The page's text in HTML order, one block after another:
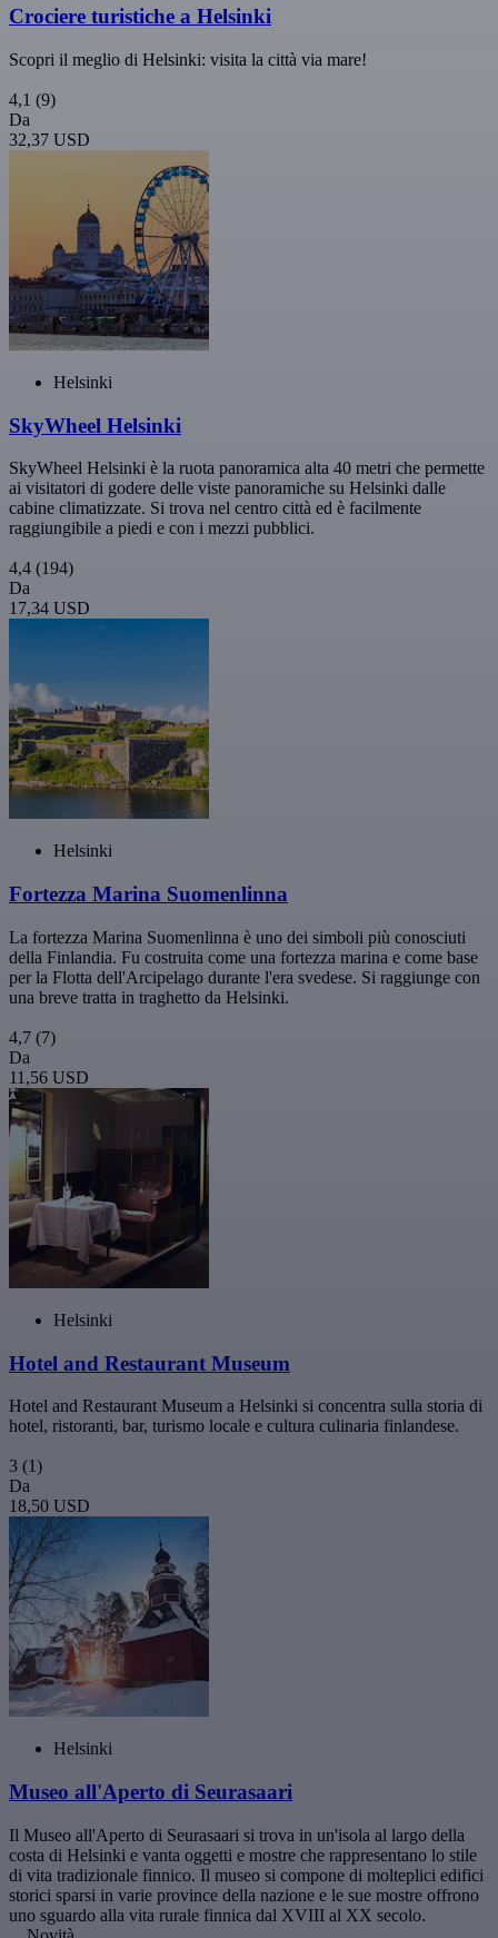
Crociere turistiche a Helsinki
Scopri il meglio di Helsinki: visita la città via mare!
4,1 (9)
Da
32,37 USD
Helsinki
SkyWheel Helsinki
SkyWheel Helsinki è la ruota panoramica alta 40 metri che permette
ai visitatori di godere delle viste panoramiche su Helsinki dalle
cabine climatizzate. Si trova nel centro città ed è facilmente
raggiungibile a piedi e con i mezzi pubblici.
4,4 (194)
Da
17,34 USD
Helsinki
Fortezza Marina Suomenlinna
La fortezza Marina Suomenlinna è uno dei simboli più conosciuti
della Finlandia. Fu costruita come una fortezza marina e come base
per la Flotta dell'Arcipelago durante l'era svedese. Si raggiunge con
una breve tratta in traghetto da Helsinki.
4,7 (7)
Da
11,56 USD
Helsinki
Hotel and Restaurant Museum
Hotel and Restaurant Museum a Helsinki si concentra sulla storia di
hotel, ristoranti, bar, turismo locale e cultura culinaria finlandese.
3 (1)
Da
18,50 USD
Helsinki
Museo all'Aperto di Seurasaari
Il Museo all'Aperto di Seurasaari si trova in un'isola al largo della
costa di Helsinki e vanta oggetti e mostre che rappresentano lo stile
di vita tradizionale finnico. Il museo si compone di molteplici edifici
storici sparsi in varie province della nazione e le sue mostre offrono
uno sguardo alla vita rurale finnica dal XVIII al XX secolo.